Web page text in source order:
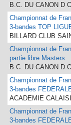
B.C. DU CANON D
Championnat de
3-bandes TOP
BILLARD CLUB
Championnat de
partie libre Masters
B.C. DU CANON D
Championnat de
3-bandes
ACADEMIE
Championnat de
3-bandes